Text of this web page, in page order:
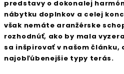
predstavy o dokonalej
nábytku doplnkov a celej
však nemáte aranžérske
rozhodnúť, ako by mala
sa inšpirovať v našom článku,
najobľúbenejšie typy terás.